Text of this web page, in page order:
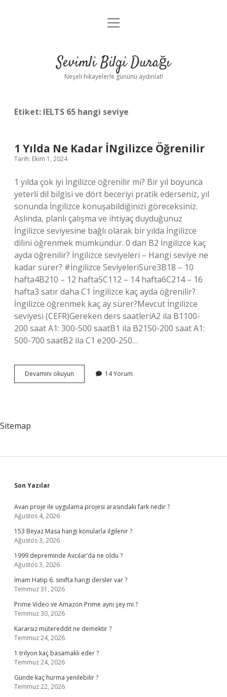
Anasayfa
Yasal Uyarı
menüyü
Sevimli Bilgi Durağı
Neşeli hikayelerle gününü aydınlat!
Etiket: IELTS 65 hangi seviye
1 Yılda Ne Kadar İNgilizce Öğrenilir
Tarih: Ekim 1, 2024
1 yılda çok iyi İngilizce öğrenilir mi? Bir yıl boyunca
yeterli dil bilgisi ve dört beceriyi pratik ederseniz, yıl
sonunda İngilizce konuşabildiğinizi göreceksiniz.
Aslında, planlı çalışma ve ihtiyaç duyduğunuz
İngilizce seviyesine bağlı olarak bir yılda İngilizce
dilini öğrenmek mümkündür. 0 dan B2 İngilizce kaç
ayda öğrenilir? İngilizce seviyeleri – Hangi seviye ne
kadar sürer? #İngilizce SeviyeleriSüre3B18 – 10
hafta4B210 – 12 hafta5C112 – 14 hafta6C214 – 16
hafta3 satır daha C1 İngilizce kaç ayda öğrenilir?
İngilizce öğrenmek kaç ay sürer?Mevcut İngilizce
seviyesi (CEFR)Gereken ders saatleriA2 ila B1100-
200 saat A1: 300-500 saatB1 ila B2150-200 saat A1:
500-700 saatB2 ila C1 e200-250…
Devamını okuyun
Yılda
14 Yorum
Sitemap
Sidebar
Son Yazılar
Avan proje ile uygulama projesi arasındaki fark nedir ?
Ağustos 4, 2026
153 Beyaz Masa hangi konularla ilgilenir ?
Ağustos 3, 2026
1999 depreminde Avcılar’da ne oldu ?
Ağustos 3, 2026
İmam Hatip 6. sınıfta hangi dersler var ?
Temmuz 31, 2026
Prime Video ve Amazon Prime aynı şey mi ?
Temmuz 30, 2026
Kararsız mütereddit ne demektir ?
Temmuz 24, 2026
1 trilyon kaç basamaklı eder ?
Temmuz 24, 2026
Günde kaç hurma yenilebilir ?
Temmuz 22, 2026